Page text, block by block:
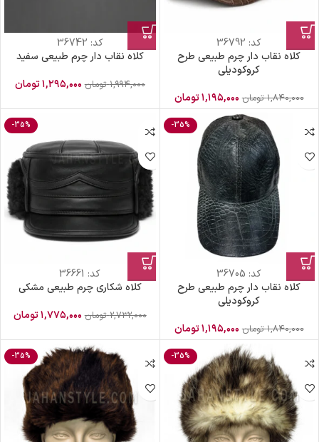
کد: 36792
کلاه نقاب دار چرم طبیعی طرح
کروکودیلی
۱,۸۴۰,۰۰۰ تومان ۱,۱۹۵,۰۰۰تومان
کد: 36742
کلاه نقاب دار چرم طبیعی سفید
۱,۹۹۴,۰۰۰ تومان ۱,۲۹۵,۰۰۰تومان
-35%
کد: 36705
کلاه نقاب دار چرم طبیعی طرح
کروکودیلی
۱,۸۴۰,۰۰۰ تومان ۱,۱۹۵,۰۰۰تومان
-35%
کد: 36661
کلاه شکاری چرم طبیعی مشکی
۲,۷۳۲,۰۰۰ تومان ۱,۷۷۵,۰۰۰تومان
-35%
-35%